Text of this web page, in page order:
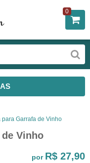
0
para Garrafa de Vinho
Vinho
por R$ 27,90